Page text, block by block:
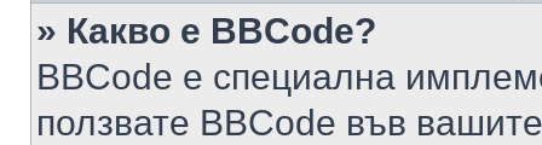
» Какво е BBCode?
BBCode е специална
ползвате BBCode във